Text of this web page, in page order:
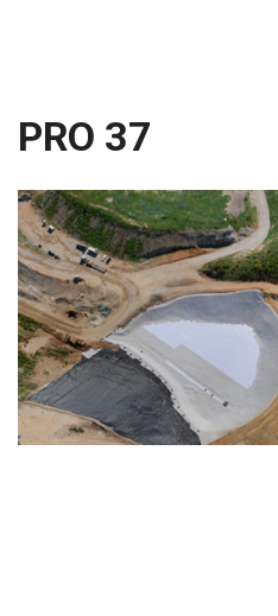
PRO 37